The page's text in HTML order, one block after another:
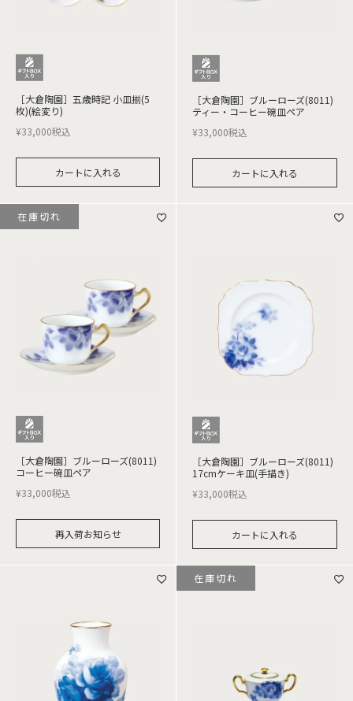
［大倉陶園］五歳時記 小皿揃(5
枚)(絵変り)
¥33,000税込
カートに入れる
［大倉陶園］ブルーローズ(8011)
ティー・コーヒー碗皿ペア
¥33,000税込
カートに入れる
［大倉陶園］ブルーローズ(8011)
コーヒー碗皿ペア
¥33,000税込
再入荷お知らせ
在庫切れ
［大倉陶園］ブルーローズ(8011)
17cmケーキ皿(手描き)
¥33,000税込
カートに入れる
在庫切れ